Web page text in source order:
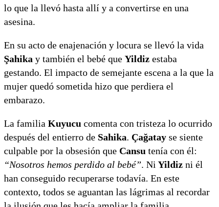
lo que la llevó hasta allí y a convertirse en una
asesina.
En su acto de enajenación y locura se llevó la vida
Şahika y también el bebé que Yildiz estaba
gestando. El impacto de semejante escena a la que la
mujer quedó sometida hizo que perdiera el
embarazo.
La familia Kuyucu comenta con tristeza lo ocurrido
después del entierro de Sahika. Çağatay se siente
culpable por la obsesión que Cansu tenía con él:
“Nosotros hemos perdido al bebé”. Ni Yildiz ni él
han conseguido recuperarse todavía. En este
contexto, todos se aguantan las lágrimas al recordar